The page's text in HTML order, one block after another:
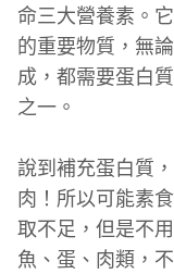
命三大營養素。
的重要物質，無
成，都需要蛋白
之一。
說到補充蛋白質
肉！所以可能素
取不足，但是不
魚、蛋、肉類，